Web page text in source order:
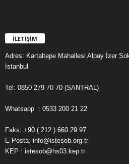
İLETİŞİM
Adres: Kartaltepe Mahallesi Alpay İzer
İstanbul
Tel: 0850 279 70 70 (SANTRAL)
Whatsapp : 0533 200 21 22
Faks: +90 ( 212 ) 660 29 97
E-Posta: info@istesob.org.tr
KEP : istesob@hs03.kep.tr